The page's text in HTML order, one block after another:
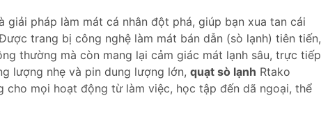
giải pháp làm mát cá nhân đột phá, giúp bạn xua tan cái
trang bị công nghệ làm mát bán dẫn (sò lạnh) tiên tiến,
thường mà còn mang lại cảm giác mát lạnh sâu, trực tiếp
lượng nhẹ và pin dung lượng lớn, quạt sò lạnh Rtako
cho mọi hoạt động từ làm việc, học tập đến dã ngoại, thể